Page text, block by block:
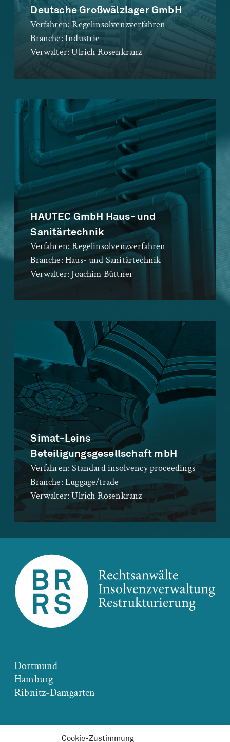
Cookie-Zustimmung
Deutsche Großwälzlager GmbH
Verfahren:Regelinsolvenzverfahren
Branche: Industrie
Verwalter:Ulrich Rosenkranz
HAUTEC GmbH Haus- und
Sanitärtechnik
Verfahren:Regelinsolvenzverfahren
Branche:Haus- und Sanitärtechnik
Verwalter: Joachim Büttner
Simat-Leins
Beteiligungsgesellschaft mbH
Verfahren:Standard insolvency proceedings
Branche: Luggage/trade
Verwalter:Ulrich Rosenkranz
Dortmund
Hamburg
Ribnitz-Damgarten